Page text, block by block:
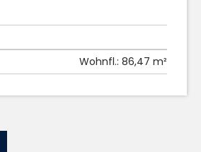
Wohnfl.: 86,47 m²